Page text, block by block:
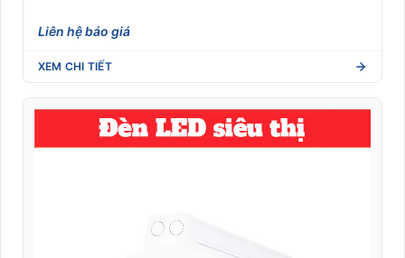
Liên hệ báo giá
XEM CHI TIẾT